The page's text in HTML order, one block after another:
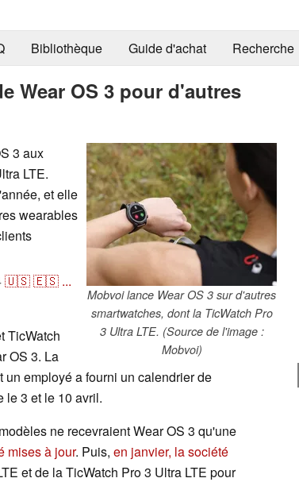
Bibliothèque Guide d'achat Recherche
Wear OS 3 pour d'autres
Mobvoi lance Wear OS 3 sur d'autres
smartwatches, dont la TicWatch Pro
3 Ultra LTE. (Source de l'image :
Mobvoi)
3 aux
LTE.
et elle
wearables
🇺🇸🇪🇸 ...
TicWatch
OS 3. La
un employé a fourni un calendrier de
le 3 et le 10 avril.
ne recevraient Wear OS 3 qu'une
mises à jour. Puis, en janvier, la société
et de la TicWatch Pro 3 Ultra LTE pour